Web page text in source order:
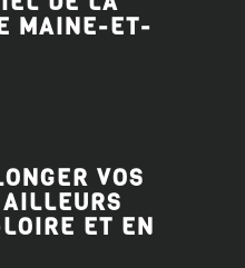
MAINE-ET-
VOS
ET EN